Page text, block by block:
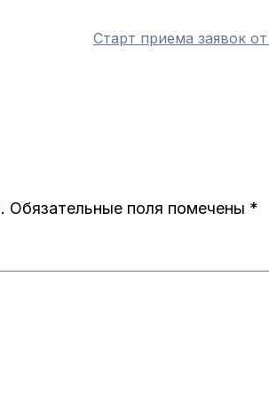
Cтарт приема заявок
Обязательные поля помечены *